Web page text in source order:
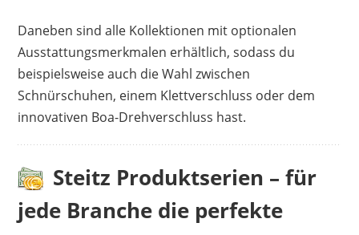
Daneben sind alle Kollektionen mit optionalen
Ausstattungsmerkmalen erhältlich, sodass du
beispielsweise auch die Wahl zwischen
Schnürschuhen, einem Klettverschluss oder dem
innovativen Boa-Drehverschluss hast.
Steitz Produktserien – für
jede Branche die perfekte